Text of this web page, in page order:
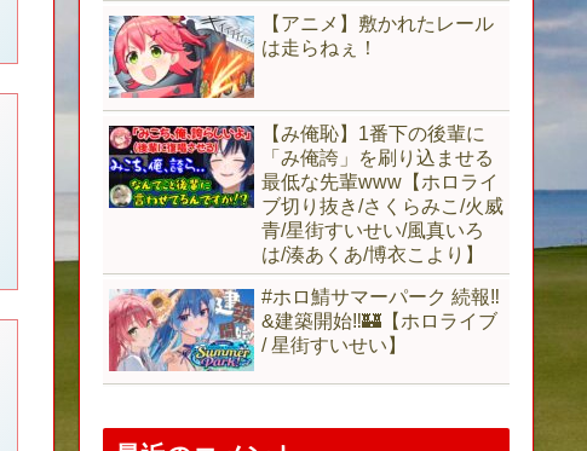
【アニメ】敷かれたレール
は走らねぇ！
【み俺恥】1番下の後輩に
「み俺誇」を刷り込ませる
最低な先輩www【ホロライ
ブ切り抜き/さくらみこ/火威
青/星街すいせい/風真いろ
は/湊あくあ/博衣こより】
#ホロ鯖サマーパーク 続報‼
&建築開始‼🏰【ホロライブ
/ 星街すいせい】